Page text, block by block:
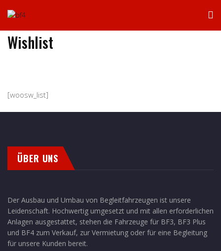
Wishlist
[woosw_list]
ÜBER UNS
Der Ausbau und Umbau von Begleitfahrzeugen ist unsere
Leidenschaft. Hochwertig umgesetzt und mit allen erforderlichen
Anlagen ausgestattet, stehen die Fahrzeuge für BF3, BF3 Plus
und BF4 zum Verkauf, zur Vermietung oder für eine Begleitung
für unsere Kunden bereit.